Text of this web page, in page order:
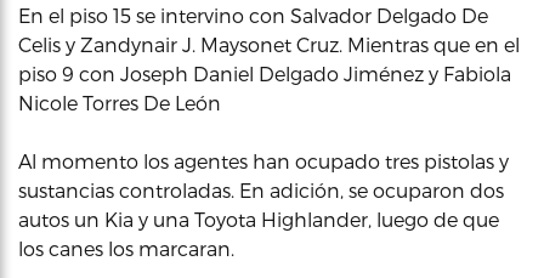
En el piso 15 se intervino con Salvador Delgado De
Celis y Zandynair J. Maysonet Cruz. Mientras que en el
piso 9 con Joseph Daniel Delgado Jiménez y Fabiola
Nicole Torres De León
Al momento los agentes han ocupado tres pistolas y
sustancias controladas. En adición, se ocuparon dos
autos un Kia y una Toyota Highlander, luego de que
los canes los marcaran.